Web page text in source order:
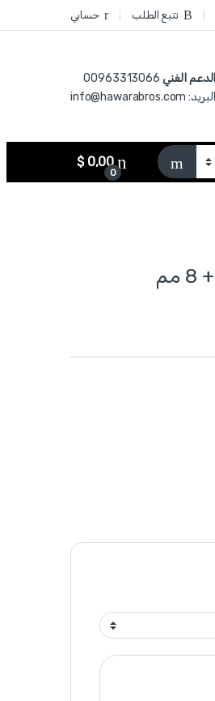
تتبع الطلب حسابي
الدعم الفني 00963313066‏
البريد: info@hawarabros.com
0
$0,00
WXZ1008 - فواصل بلاط إشارة + 8 مم